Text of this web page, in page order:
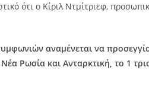
ότι ο Κίριλ Ντμίτριεφ,
αναμένεται να
Ρωσία και Ανταρκτική, το 1